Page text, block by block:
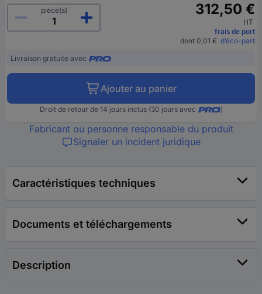
pièce(s)
312,50 €
HT
frais de port
dont 0,01 € d’éco-part
Livraison gratuite avec
Ajouter au panier
Droit de retour de 14 jours inclus (30 jours avec )
Fabricant ou personne responsable du produit
Signaler un incident juridique
Caractéristiques techniques
Documents et téléchargements
Description